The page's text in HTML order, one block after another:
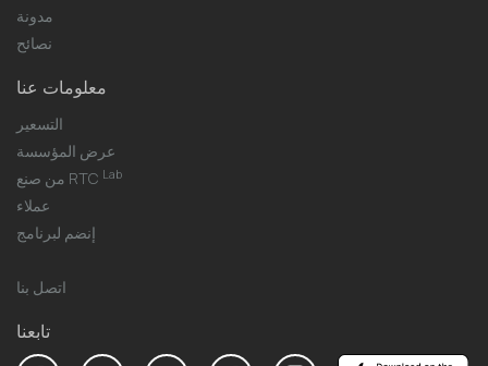
مدونة
نصائح
معلومات عنا
التسعير
عرض المؤسسة
من صنع RTC Lab
عملاء
إنضم لبرنامج
اتصل بنا
تابعنا